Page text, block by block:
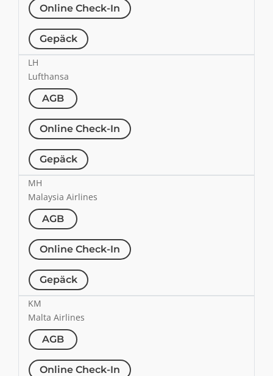
Online Check-In
Gepäck
LH
Lufthansa
AGB
Online Check-In
Gepäck
MH
Malaysia Airlines
AGB
Online Check-In
Gepäck
KM
Malta Airlines
AGB
Online Check-In